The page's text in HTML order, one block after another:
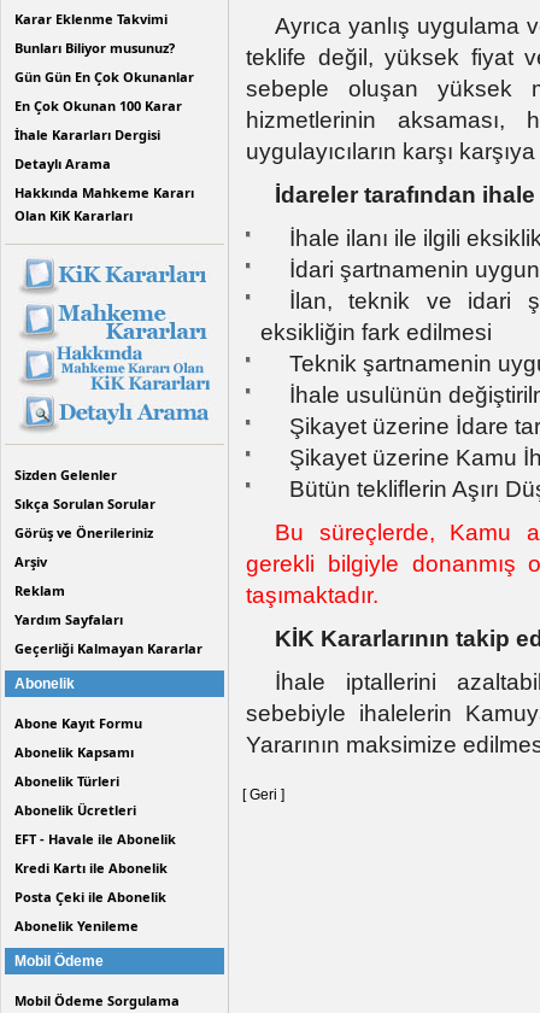
Karar Eklenme Takvimi
Bunları Biliyor musunuz?
Gün Gün En Çok Okunanlar
En Çok Okunan 100 Karar
İhale Kararları Dergisi
Detaylı Arama
Hakkında Mahkeme Kararı
Olan KiK Kararları
Sizden Gelenler
Sıkça Sorulan Sorular
Görüş ve Önerileriniz
Arşiv
Reklam
Yardım Sayfaları
Geçerliği Kalmayan Kararlar
Abonelik
Abone Kayıt Formu
Abonelik Kapsamı
Abonelik Türleri
Abonelik Ücretleri
EFT - Havale ile Abonelik
Kredi Kartı ile Abonelik
Posta Çeki ile Abonelik
Abonelik Yenileme
Mobil Ödeme
Mobil Ödeme Sorgulama
Ayrıca yanlış uygulama
teklife değil, yüksek fiyat
sebeple oluşan yüksek
hizmetlerinin
uygulayıcıların karşı
İdareler tarafından
İhale ilanı ile ilgili
İdari şartnamenin
İlan, teknik ve idari
eksikliğin fark edilmesi
Teknik şartnamenin
İhale usulünün
Şikayet üzerine İdare
Şikayet üzerine Kamu
Bütün tekliflerin Aşırı
Bu süreçlerde, Kamu
gerekli bilgiyle donanmış
taşımaktadır.
KİK Kararlarının takip
İhale iptallerini
sebebiyle ihalelerin
Yararının maksimize
[ Geri ]